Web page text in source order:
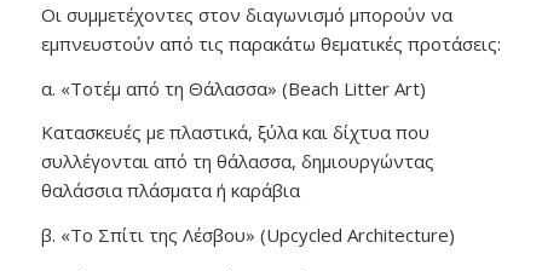
Οι συμμετέχοντες στον διαγωνισμό μπορούν να
εμπνευστούν από τις παρακάτω θεματικές προτάσεις:
α. «Τοτέμ από τη Θάλασσα» (Beach Litter Art)
Κατασκευές με πλαστικά, ξύλα και δίχτυα που
συλλέγονται από τη θάλασσα, δημιουργώντας
θαλάσσια πλάσματα ή καράβια
β. «Το Σπίτι της Λέσβου» (Upcycled Architecture)